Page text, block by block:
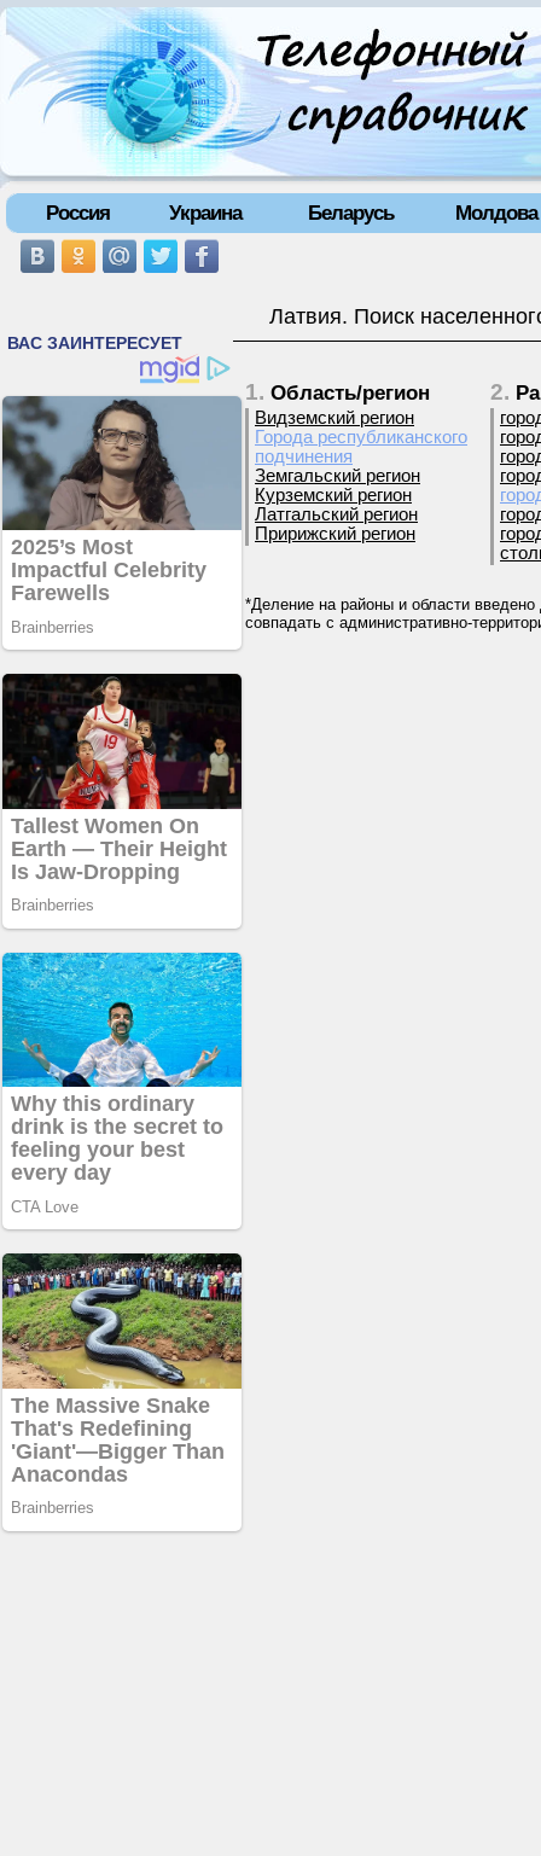
Россия Украина Беларусь Молдова
Латвия. Поиск
1. Область/регион
Видземский регион
Города республиканского
подчинения
Земгальский регион
Курземский регион
Латгальский регион
Пририжский регион
2.
*Деление на районы и области введено
совпадать с административно-